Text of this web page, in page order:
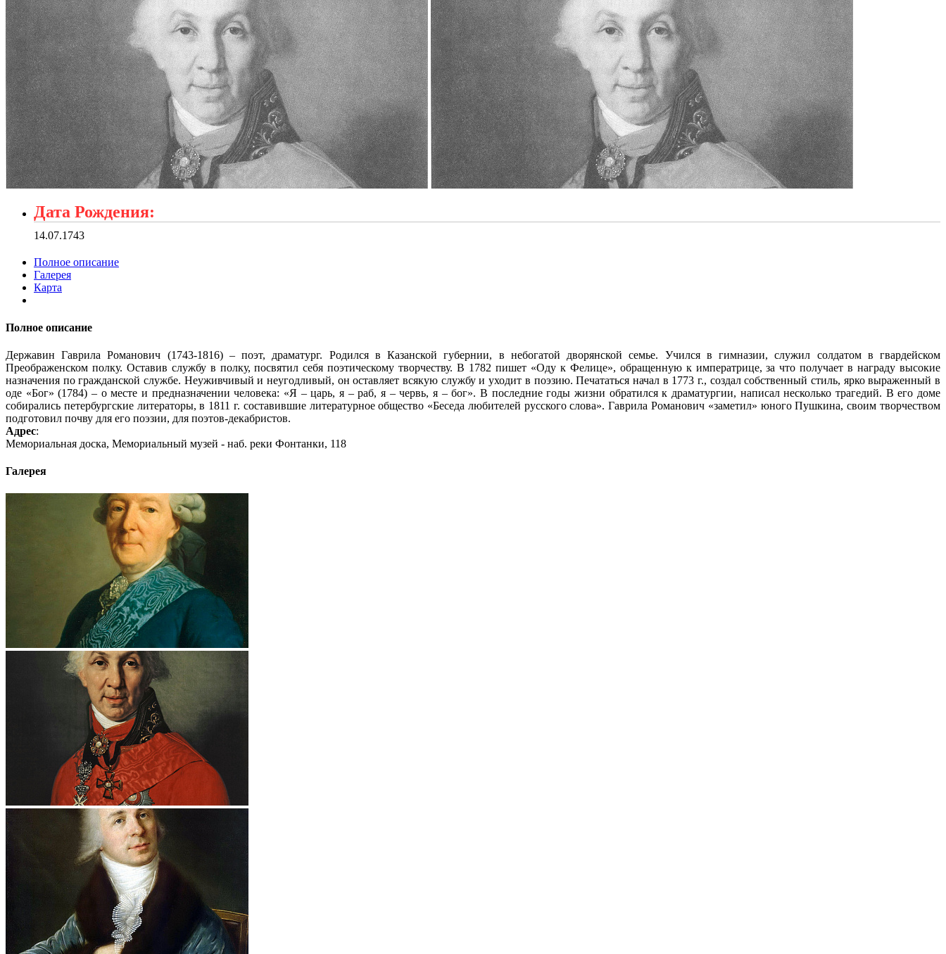
Дата Рождения:
14.07.1743
Полное описание
Галерея
Карта
Полное описание
Державин Гаврила Романович (1743-1816) – поэт, драматург. Родился в Казанской губернии, в небогатой дворянской семье. Учился в гимназии, служил солдатом в гвардейском
Преображенском полку. Оставив службу в полку, посвятил себя поэтическому творчеству. В 1782 пишет «Оду к Фелице», обращенную к императрице, за что получает в награду высокие
назначения по гражданской службе. Неуживчивый и неугодливый, он оставляет всякую службу и уходит в поэзию. Печататься начал в 1773 г., создал собственный стиль, ярко выраженный в
оде «Бог» (1784) – о месте и предназначении человека: «Я – царь, я – раб, я – червь, я – бог». В последние годы жизни обратился к драматургии, написал несколько трагедий. В его доме
собирались петербургские литераторы, в 1811 г. составившие литературное общество «Беседа любителей русского слова». Гаврила Романович «заметил» юного Пушкина, своим творчеством
подготовил почву для его поэзии, для поэтов-декабристов.
Адрес:
Мемориальная доска, Мемориальный музей - наб. реки Фонтанки, 118
Галерея